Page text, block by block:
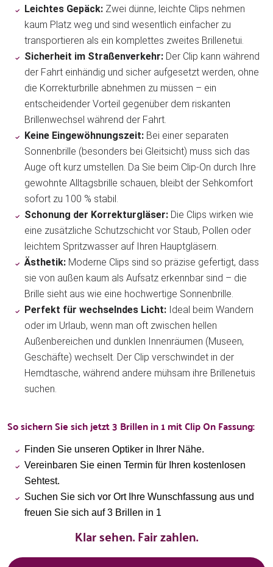
Leichtes Gepäck: Zwei dünne, leichte Clips nehmen
kaum Platz weg und sind wesentlich einfacher zu
transportieren als ein komplettes zweites Brillenetui.
Sicherheit im Straßenverkehr: Der Clip kann während
der Fahrt einhändig und sicher aufgesetzt werden, ohne
die Korrekturbrille abnehmen zu müssen – ein
entscheidender Vorteil gegenüber dem riskanten
Brillenwechsel während der Fahrt.
Keine Eingewöhnungszeit: Bei einer separaten
Sonnenbrille (besonders bei Gleitsicht) muss sich das
Auge oft kurz umstellen. Da Sie beim Clip-On durch Ihre
gewohnte Alltagsbrille schauen, bleibt der Sehkomfort
sofort zu 100 % stabil.
Schonung der Korrekturgläser: Die Clips wirken wie
eine zusätzliche Schutzschicht vor Staub, Pollen oder
leichtem Spritzwasser auf Ihren Hauptgläsern.
Ästhetik: Moderne Clips sind so präzise gefertigt, dass
sie von außen kaum als Aufsatz erkennbar sind – die
Brille sieht aus wie eine hochwertige Sonnenbrille.
Perfekt für wechselndes Licht: Ideal beim Wandern
oder im Urlaub, wenn man oft zwischen hellen
Außenbereichen und dunklen Innenräumen (Museen,
Geschäfte) wechselt. Der Clip verschwindet in der
Hemdtasche, während andere mühsam ihre Brillenetuis
suchen.
So sichern Sie sich jetzt 3 Brillen in 1 mit Clip On Fassung:
Finden Sie unseren Optiker in Ihrer Nähe.
Vereinbaren Sie einen Termin für Ihren kostenlosen
Sehtest.
Suchen Sie sich vor Ort Ihre Wunschfassung aus und
freuen Sie sich auf 3 Brillen in 1
Klar sehen. Fair zahlen.